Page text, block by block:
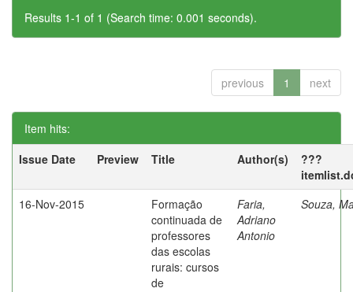
Results 1-1 of 1 (Search time: 0.001 seconds).
previous 1 next
Item hits:
Issue Date
Preview Title Author(s)
???
16-Nov-2015
Formação
continuada de
professores
das escolas
rurais: cursos
de
Faria,
Adriano
Antonio
Souza,